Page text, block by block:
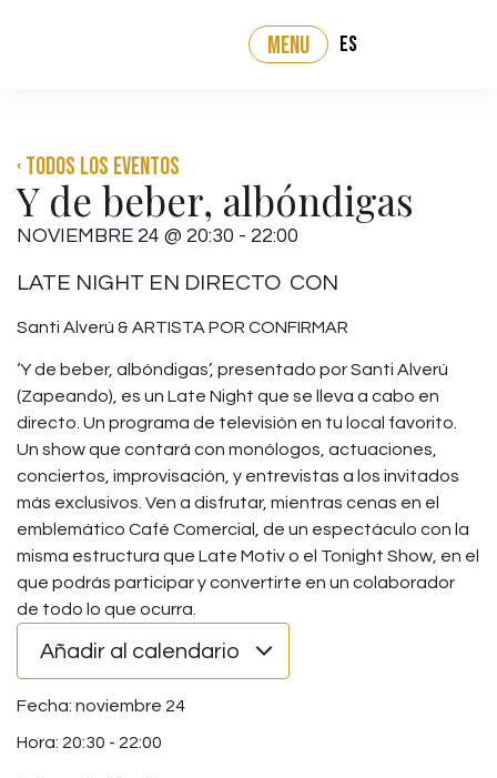
MENU ES
‹ Todos los eventos
Y de beber, albóndigas
NOVIEMBRE 24 @ 20:30 - 22:00
LATE NIGHT EN DIRECTO CON
Santi Alverú & ARTISTA POR CONFIRMAR
‘Y de beber, albóndigas’, presentado por Santi Alverú
(Zapeando), es un Late Night que se lleva a cabo en
directo. Un programa de televisión en tu local favorito.
Un show que contará con monólogos, actuaciones,
conciertos, improvisación, y entrevistas a los invitados
más exclusivos. Ven a disfrutar, mientras cenas en el
emblemático Café Comercial, de un espectáculo con la
misma estructura que Late Motiv o el Tonight Show, en el
que podrás participar y convertirte en un colaborador
de todo lo que ocurra.
Añadir al calendario
noviembre 24
20:30 - 22:00